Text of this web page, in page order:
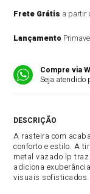
Frete Grátis a partir
Lançamento
Compre via
Seja atendido
A rasteira com
conforto e estilo. A
metal vazado lp
adiciona
visuais sofisticados.